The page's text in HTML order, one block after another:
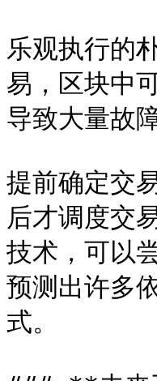
乐观执行的
易，区块中
导致大量故障
提前确定交
后才调度交
技术，可以
预测出许多
式。